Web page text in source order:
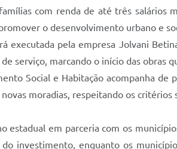
com renda de até três salários
o desenvolvimento urbano e
executada pela empresa Jolvani
serviço, marcando o início das
Social e Habitação acompanha
moradias, respeitando os critérios
estadual em parceria com os
investimento, enquanto os